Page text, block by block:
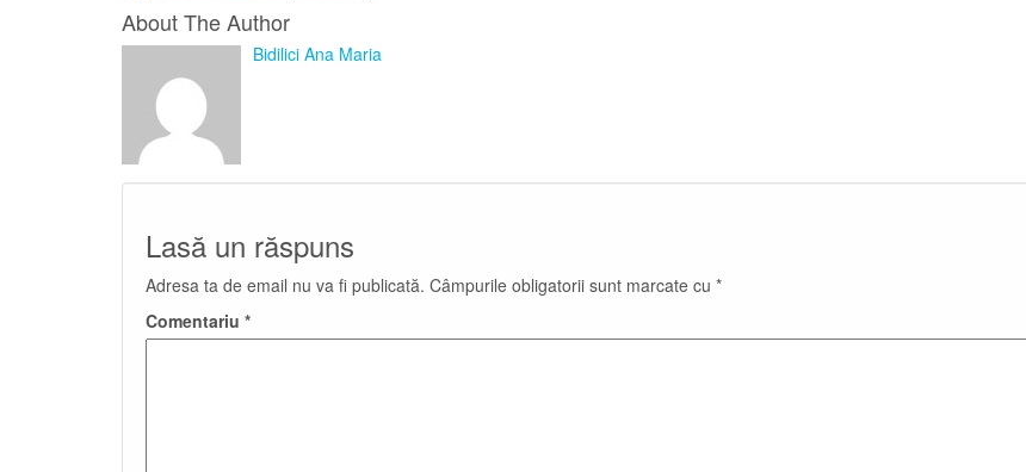
About The Author
Bidilici Ana Maria
Lasă un răspuns
Adresa ta de email nu va fi publicată. Câmpurile obligatorii sunt marcate cu *
Comentariu *